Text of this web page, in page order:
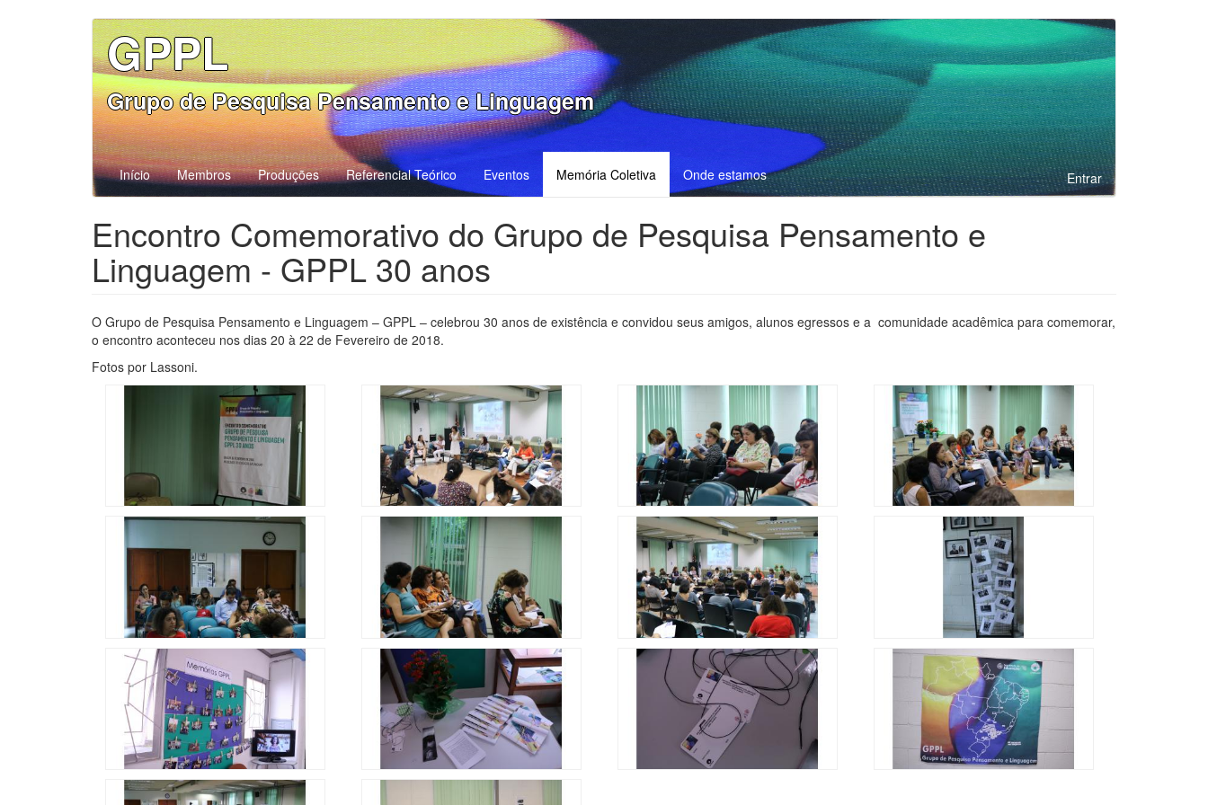
Início Membros Produções Referencial Teórico Eventos Memória Coletiva Onde estamos
GPPL
Grupo de Pesquisa Pensamento e Linguagem
Entrar
Encontro Comemorativo do Grupo de Pesquisa Pensamento e
Linguagem - GPPL 30 anos
O Grupo de Pesquisa Pensamento e Linguagem – GPPL – celebrou 30 anos de existência e convidou seus amigos, alunos egressos e a comunidade acadêmica para comemorar,
o encontro aconteceu nos dias 20 à 22 de Fevereiro de 2018.
Fotos por Lassoni.